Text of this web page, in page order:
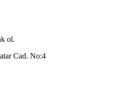
ol.
Cad. No:4